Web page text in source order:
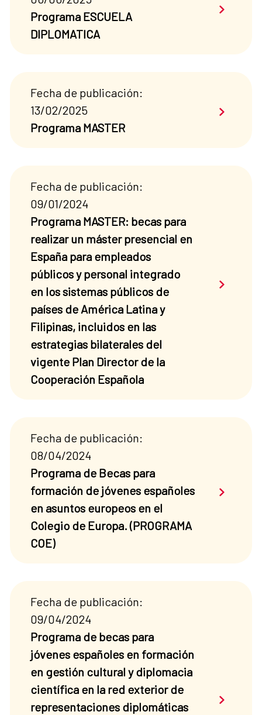
Programa ESCUELA
DIPLOMATICA
Saber
Fecha de publicación:
13/02/2025
Programa MASTER
Saber
Fecha de publicación:
09/01/2024
Programa MASTER: becas para
realizar un máster presencial en
España para empleados
públicos y personal integrado
en los sistemas públicos de
países de América Latina y
Filipinas, incluidos en las
estrategias bilaterales del
vigente Plan Director de la
Cooperación Española
Saber
Fecha de publicación:
08/04/2024
Programa de Becas para
formación de jóvenes españoles
en asuntos europeos en el
Colegio de Europa. (PROGRAMA
COE)
Saber
Fecha de publicación:
09/04/2024
Programa de becas para
jóvenes españoles en formación
en gestión cultural y diplomacia
científica en la red exterior de
representaciones diplomáticas
Saber